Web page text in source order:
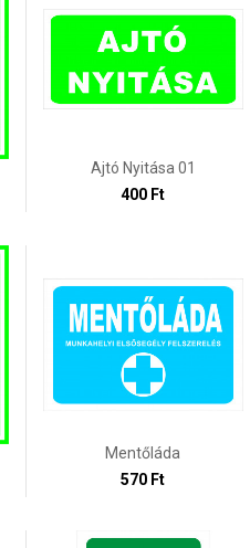
Ajtó Nyitása 01
400 Ft
Mentőláda
570 Ft